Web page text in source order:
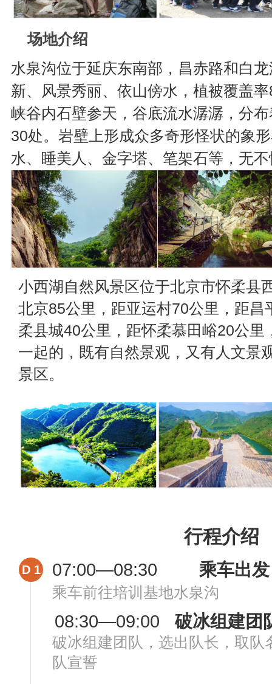
场地介绍
水泉沟位于延庆东南部，昌赤路和白
新、风景秀丽、依山傍水，植被覆盖
峡谷内石壁参天，谷底流水潺潺，分
30处。岩壁上形成众多奇形怪状的象
水、睡美人、金字塔、笔架石等，无
小西湖自然风景区位于北京市怀柔县
北京85公里，距亚运村70公里，距昌
柔县城40公里，距怀柔慕田峪20公里
一起的，既有自然景观，又有人文景
景区。
行程介绍
D 1 07:00—08:30 乘车出发
乘车前往培训基地水泉沟
08:30—09:00 破冰组建团
破冰组建团队，选出队长，取队
队宣誓